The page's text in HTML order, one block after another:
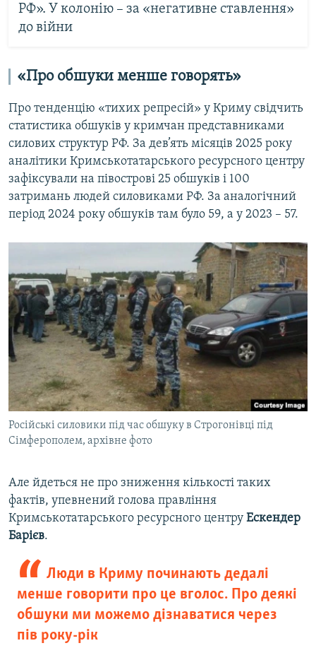
РФ». У колонію – за «негативне ставлення»
до війни
«Про обшуки менше говорять»
Про тенденцію «тихих репресій» у Криму свідчить
статистика обшуків у кримчан представниками
силових структур РФ. За дев’ять місяців 2025 року
аналітики Кримськотатарського ресурсного центру
зафіксували на півострові 25 обшуків і 100
затримань людей силовиками РФ. За аналогічний
період 2024 року обшуків там було 59, а у 2023 – 57.
Російські силовики під час обшуку в Строгонівці під
Сімферополем, архівне фото
Але йдеться не про зниження кількості таких
фактів, упевнений голова правління
Кримськотатарського ресурсного центру Ескендер
Барієв.
Люди в Криму починають дедалі
менше говорити про це вголос. Про деякі
обшуки ми можемо дізнаватися через
пів року-рік